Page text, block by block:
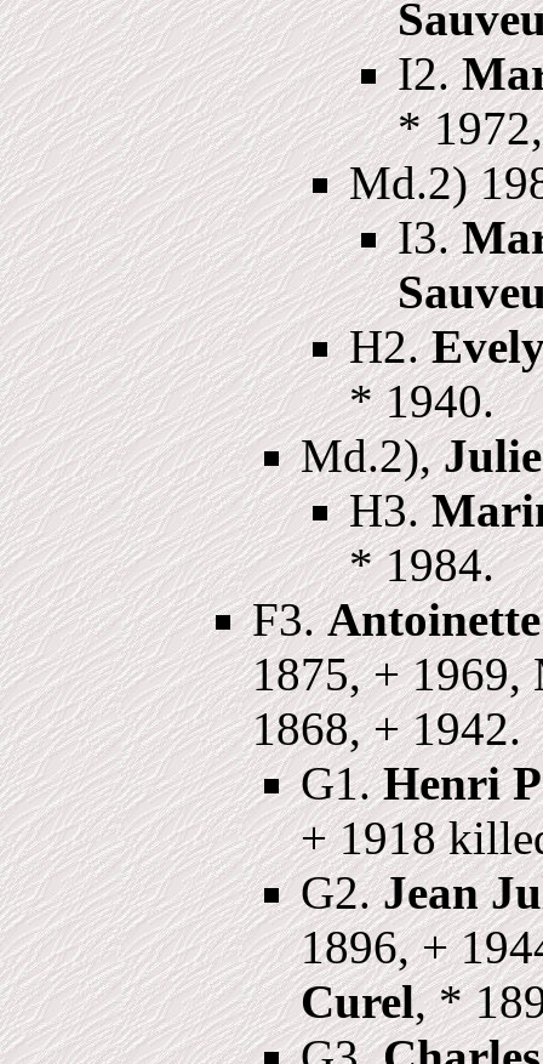
I2.
*
Md.2)
I3.
H2.
* 1940.
Md.2),
H3.
* 1984.
F3.
1875, +
1868, + 1942.
G1.Henri
+ 1918
G2.Jean
1896, +
Curel, *